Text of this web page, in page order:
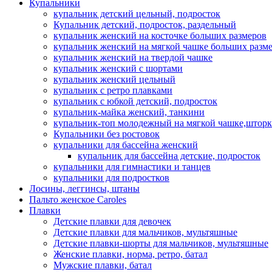
Купальники
купальник детский цельный, подросток
Купальник детский, подросток, раздельный
купальник женский на косточке больших размеров
купальник женский на мягкой чашке больших
купальник женский на твердой чашке
купальник женский с шортами
купальник женский цельный
купальник с ретро плавками
купальник с юбкой детский, подросток
купальник-майка женский, танкини
купальник-топ молодежный на мягкой
Купальники без ростовок
купальники для бассейна женский
купальник для бассейна детские, подросток
купальники для гимнастики и танцев
купальники для подростков
Лосины, леггинсы, штаны
Пальто женское Caroles
Плавки
Детские плавки для девочек
Детские плавки для мальчиков, мультяшные
Детские плавки-шорты для мальчиков, мультяшные
Женские плавки, норма, ретро, батал
Мужские плавки, батал